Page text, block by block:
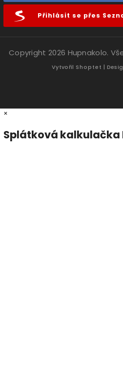
Přihlásit se přes
Copyright 2026 Hupnakolo.
Vytvořil Shoptet |
×
Splátková kalkulačka